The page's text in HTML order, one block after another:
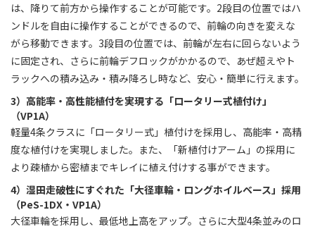
は、降りて前方から操作することが可能です。2段目の位置ではハ
ンドルを自由に操作することができるので、前輪の向きを変えな
がら移動できます。3段目の位置では、前輪が左右に回らないよう
に固定され、さらに前輪デフロックがかかるので、あぜ超えやト
ラックへの積み込み・積み降ろし時など、安心・簡単に行えます。
3）高能率・高性能植付を実現する「ロータリー式植付け」
（VP1A）
軽量4条クラスに「ロータリー式」植付けを採用し、高能率・高精
度な植付けを実現しました。また、「新植付けアーム」の採用に
より疎植から密植までキレイに植え付けする事ができます。
4）湿田走破性にすぐれた「大径車輪・ロングホイルベース」採用
（PeS-1DX・VP1A）
大径車輪を採用し、最低地上高をアップ。さらに大型4条並みのロ